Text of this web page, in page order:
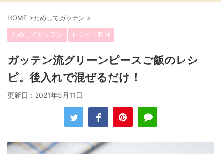
HOME >ためしてガッテン >
ためしてガッテン レシピ・料理
ガッテン流グリーンピースご飯のレシ
ピ。後入れで混ぜるだけ！
更新日： 2021年5月11日